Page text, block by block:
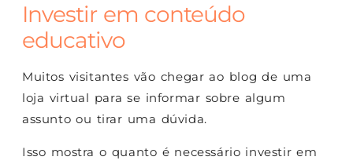
Investir em conteúdo
educativo
Muitos visitantes vão chegar ao blog de uma
loja virtual para se informar sobre algum
assunto ou tirar uma dúvida.
Isso mostra o quanto é necessário investir em